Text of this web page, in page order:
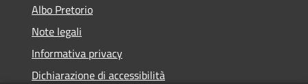
Albo Pretorio
Note legali
Informativa privacy
Dichiarazione di accessibilità